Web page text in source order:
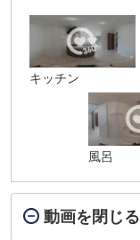
キッチン
風呂
動画を閉じる